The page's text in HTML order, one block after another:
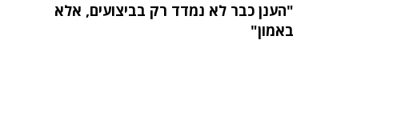
"הענן כבר לא נמדד רק בביצועים, אלא
באמון"